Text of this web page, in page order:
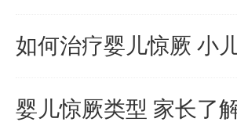
如何治疗婴儿惊厥 小
婴儿惊厥类型 家长了